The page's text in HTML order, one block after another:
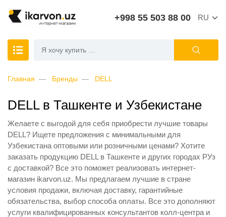
+998 55 503 88 00 RU
Главная Бренды DELL
DELL в Ташкенте и Узбекистане
Желаете с выгодой для себя приобрести лучшие товары
DELL? Ищете предложения с минимальными для
Узбекистана оптовыми или розничными ценами? Хотите
заказать продукцию DELL в Ташкенте и других городах РУз
с доставкой? Все это поможет реализовать интернет-
магазин ikarvon.uz. Мы предлагаем лучшие в стране
условия продажи, включая доставку, гарантийные
обязательства, выбор способа оплаты. Все это дополняют
услуги квалифицированных консультантов колл-центра и